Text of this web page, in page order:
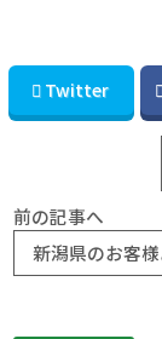
Twitter
前の記事へ